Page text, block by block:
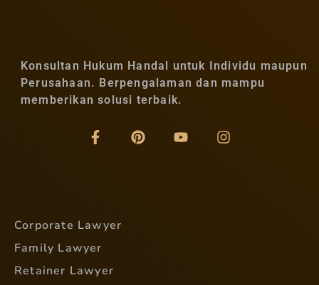
Konsultan Hukum Handal untuk Individu maupun
Perusahaan. Berpengalaman dan mampu
memberikan solusi terbaik.
Corporate Lawyer
Family Lawyer
Retainer Lawyer